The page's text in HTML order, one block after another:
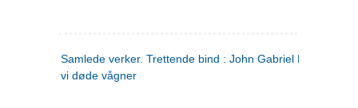
Samlede verker. Trettende bind : John Gabriel Borkman ;
vi døde vågner